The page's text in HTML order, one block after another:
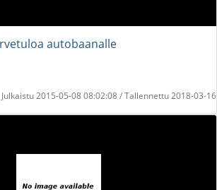
autobaanalle
Julkaistu 2015-05-08 08:02:08 / Tallennettu 2018-03-16